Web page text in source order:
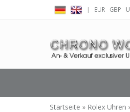
| EUR GBP
Startseite » Rolex Uhren
← Zurück